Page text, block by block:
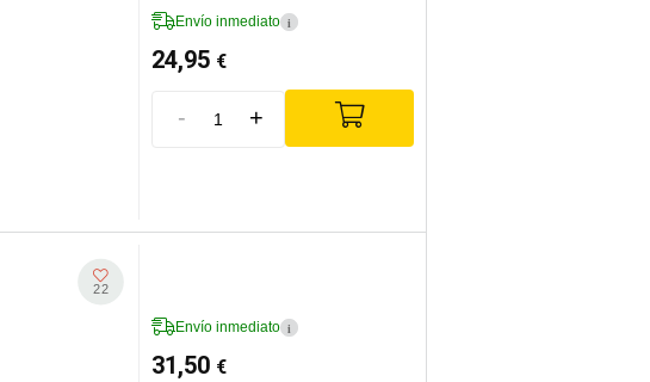
Envío inmediato i
24,95 €
- +
22
Envío inmediato i
31,50 €